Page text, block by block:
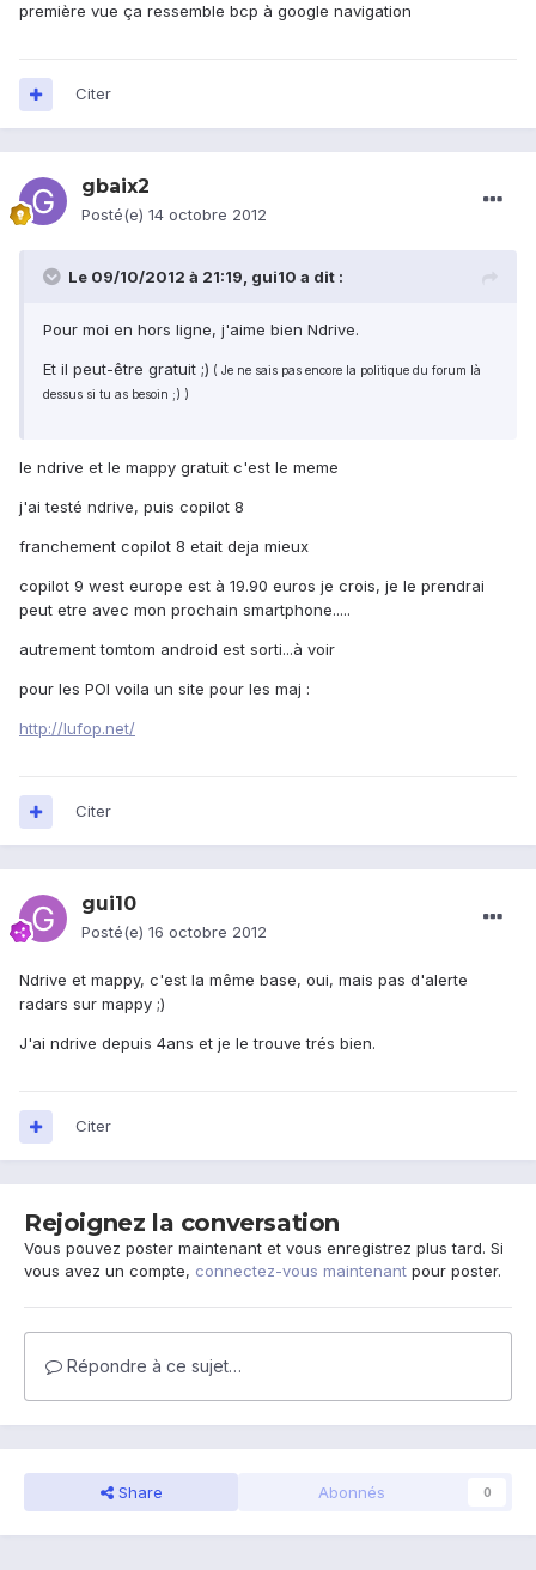
première vue ça ressemble bcp à google navigation
Citer
gbaix2
Posté(e) 14 octobre 2012
Le 09/10/2012 à 21:19, gui10 a dit :
Pour moi en hors ligne, j'aime bien Ndrive.
Et il peut-être gratuit ;) ( Je ne sais pas encore la politique du forum là
dessus si tu as besoin ;) )
le ndrive et le mappy gratuit c'est le meme
j'ai testé ndrive, puis copilot 8
franchement copilot 8 etait deja mieux
copilot 9 west europe est à 19.90 euros je crois, je le prendrai
peut etre avec mon prochain smartphone.....
autrement tomtom android est sorti...à voir
pour les POI voila un site pour les maj :
http://lufop.net/
Citer
gui10
Posté(e) 16 octobre 2012
Ndrive et mappy, c'est la même base, oui, mais pas d'alerte
radars sur mappy ;)
J'ai ndrive depuis 4ans et je le trouve trés bien.
Citer
Rejoignez la conversation
Vous pouvez poster maintenant et vous enregistrez plus tard. Si
vous avez un compte, connectez-vous maintenant pour poster.
Répondre à ce sujet…
Share Abonnés 0